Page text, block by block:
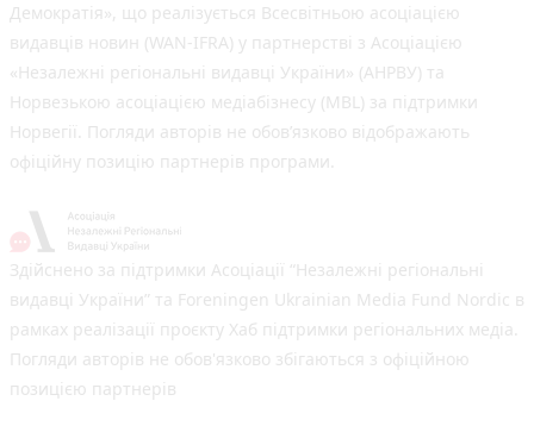
Демократія», що реалізується Всесвітньою асоціацією
видавців новин (WAN-IFRA) у партнерстві з Асоціацією
«Незалежні регіональні видавці України» (АНРВУ) та
Норвезькою асоціацією медіабізнесу (MBL) за підтримки
Норвегії. Погляди авторів не обов’язково відображають
офіційну позицію партнерів програми.
Здійснено за підтримки Асоціації “Незалежні регіональні
видавці України” та Foreningen Ukrainian Media Fund Nordic в
рамках реалізації проєкту Хаб підтримки регіональних медіа.
Погляди авторів не обов'язково збігаються з офіційною
позицією партнерів